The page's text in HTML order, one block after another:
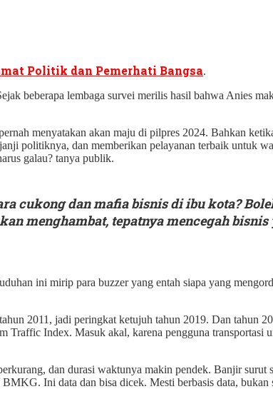
Politik dan Pemerhati Bangsa.
beberapa lembaga survei merilis hasil bahwa Anies
menyatakan akan maju di pilpres 2024. Bahkan
politiknya, dan memberikan pelayanan terbaik untuk
galau? tanya publik.
cukong dan mafia bisnis di ibu kota?
menghambat, tepatnya mencegah
ini mirip para buzzer yang entah siapa yang
2011, jadi peringkat ketujuh tahun 2019. Dan tahun
Traffic Index. Masuk akal, karena pengguna
dan durasi waktunya makin pendek. Banjir surut
Ini data dan bisa dicek. Mesti berbasis data,